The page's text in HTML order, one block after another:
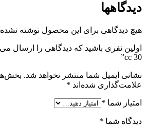
دیدگاهها
هیچ دیدگاهی برای این محصول نوشته
اولین نفری باشید که دیدگاهی را ارسال
30 cc”
نشانی ایمیل شما منتشر نخواهد شد.
علامت‌گذاری شده‌اند *
امتیاز شما *
دیدگاه شما *